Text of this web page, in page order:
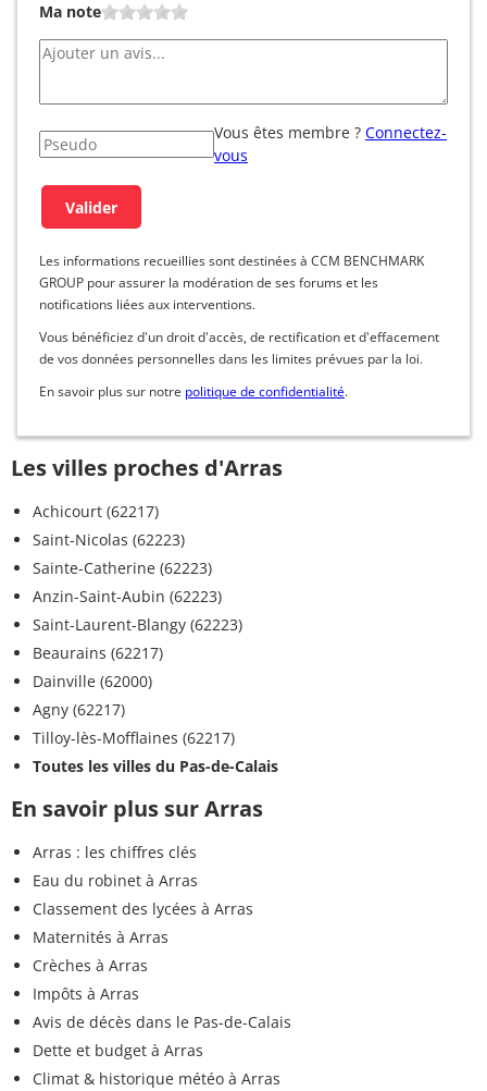
Ma note
Vous êtes membre ? Connectez-
vous
Les informations recueillies sont destinées à CCM BENCHMARK
GROUP pour assurer la modération de ses forums et les
notifications liées aux interventions.
Vous bénéficiez d'un droit d'accès, de rectification et d'effacement
de vos données personnelles dans les limites prévues par la loi.
En savoir plus sur notre politique de confidentialité.
Les villes proches d'Arras
Achicourt (62217)
Saint-Nicolas (62223)
Sainte-Catherine (62223)
Anzin-Saint-Aubin (62223)
Saint-Laurent-Blangy (62223)
Beaurains (62217)
Dainville (62000)
Agny (62217)
Tilloy-lès-Mofflaines (62217)
Toutes les villes du Pas-de-Calais
En savoir plus sur Arras
Arras : les chiffres clés
Eau du robinet à Arras
Classement des lycées à Arras
Maternités à Arras
Crèches à Arras
Impôts à Arras
Avis de décès dans le Pas-de-Calais
Dette et budget à Arras
Climat & historique météo à Arras